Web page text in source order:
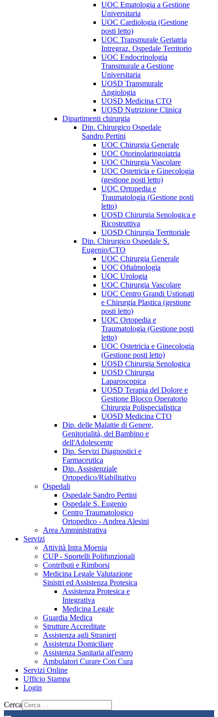
UOC Ematologia a Gestione
Universitaria
UOC Cardiologia (Gestione
posti letto)
UOC Transmurale Geriatria
Intregraz. Ospedale Territorio
UOC Endocrinologia
Transmurale a Gestione
Universitaria
UOSD Transmurale
Angiologia
UOSD Medicina CTO
UOSD Nutrizione Clinica
Dipartimenti chirurgia
Dip. Chirurgico Ospedale
Sandro Pertini
UOC Chirurgia Generale
UOC Otorinolaringoiatria
UOC Chirurgia Vascolare
UOC Ostetricia e Ginecologia
(gestione posti letto)
UOC Ortopedia e
Traumatologia (Gestione posti
letto)
UOSD Chirurgia Senologica e
Ricostruttiva
UOSD Chirurgia Territoriale
Dip. Chirurgico Ospedale S.
Eugenio/CTO
UOC Chirurgia Generale
UOC Oftalmologia
UOC Urologia
UOC Chirurgia Vascolare
UOC Centro Grandi Ustionati
e Chirurgia Plastica (gestione
posti letto)
UOC Ortopedia e
Traumatologia (Gestione posti
letto)
UOC Ostetricia e Ginecologia
(Gestione posti letto)
UOSD Chirurgia Senologica
UOSD Chirurgia
Laparoscopica
UOSD Terapia del Dolore e
Gestione Blocco Operatorio
Chirurgia Polispecialistica
UOSD Medicina CTO
Dip. delle Malattie di Genere,
Genitorialità, del Bambino e
dell'Adolescente
Dip. Servizi Diagnostici e
Farmaceutica
Dip. Assistenziale
Ortopedico/Riabilitativo
Ospedali
Ospedale Sandro Pertini
Ospedale S. Eugenio
Centro Traumatologico
Ortopedico - Andrea Alesini
Area Amministrativa
Servizi
Attività Intra Moenia
CUP - Sportelli Polifunzionali
Contributi e Rimborsi
Medicina Legale Valutazione
Sinistri ed Assistenza Protesica
Assistenza Protesica e
Integrativa
Medicina Legale
Guardia Medica
Strutture Accreditate
Assistenza agli Stranieri
Assistenza Domiciliare
Assistenza Sanitaria all'estero
Ambulatori Curare Con Cura
Servizi Online
Ufficio Stampa
Login
Cerca